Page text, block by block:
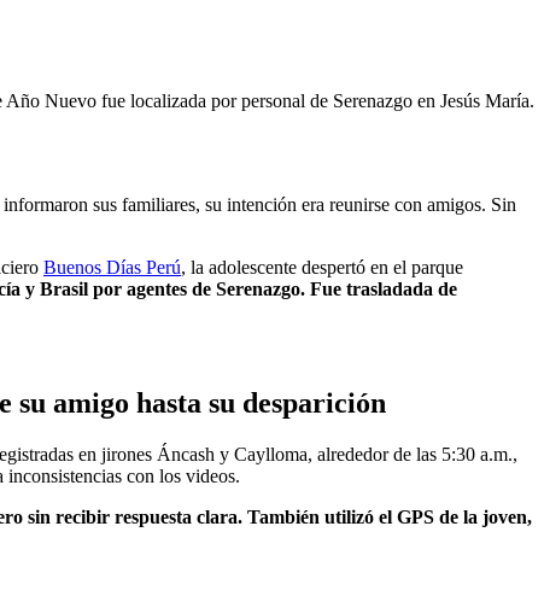
Nuevo fue localizada por personal de Serenazgo en Jesús María.
sus familiares, su intención era reunirse con amigos. Sin
Buenos Días Perú, la adolescente despertó en el parque
y Brasil por agentes de Serenazgo. Fue trasladada de
su amigo hasta su desparición
en jirones Áncash y Caylloma, alrededor de las 5:30 a.m.,
con los videos.
sin recibir respuesta clara. También utilizó el GPS de la joven,